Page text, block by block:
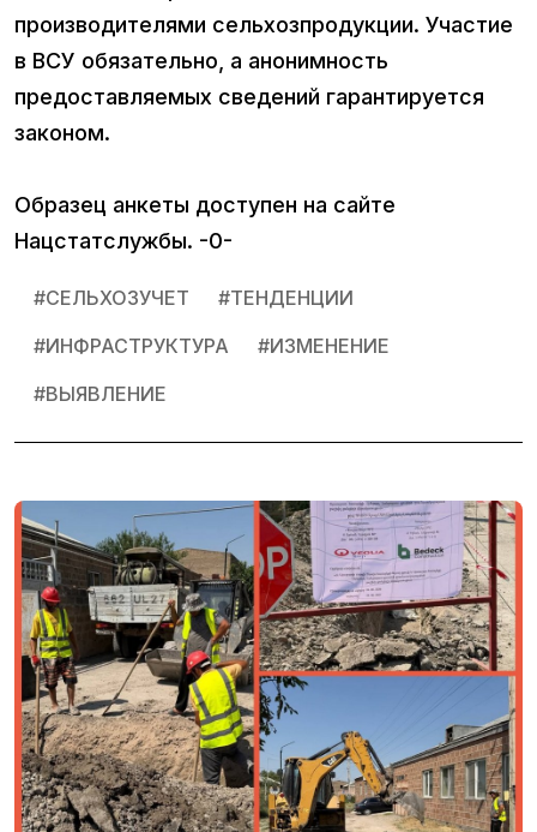
производителями сельхозпродукции. Участие
в ВСУ обязательно, а анонимность
предоставляемых сведений гарантируется
законом.
Образец анкеты доступен на сайте
Нацстатслужбы. -0-
#СЕЛЬХОЗУЧЕТ #ТЕНДЕНЦИИ
#ИНФРАСТРУКТУРА #ИЗМЕНЕНИЕ
#ВЫЯВЛЕНИЕ